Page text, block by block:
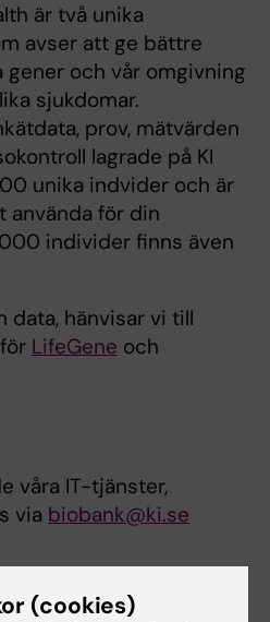
är två unika
avser att ge bättre
gener och vår omgivning
sjukdomar.
prov, mätvärden
lagrade på KI
unika indvider och är
använda för din
individer finns även
data, hänvisar vi till
LifeGene och
våra IT-tjänster,
via biobank@ki.se
(cookies)